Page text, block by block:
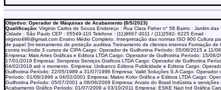
Objetivo: Operador de Máquinas de Acabamento (8/5/2023)
Qualificação: Virginio Carlos de Souza Endereço : Rua Clara Fisher n° 58 Bairro : Jardim das
Cidade : São Paulo CEP : 05549-110 Telefone : (11)9667-3011 / (11)2592- 6225 Email :
virginio496@gmail.com Ensino Médio Completo. Interpretação das normas ISO 900 Cultura
de papel 3m treinamento de proteção auditiva Treinamento de clientes internos Formação de
contra incêndio 3 cursos de CIPA Cargo: Operador de Guilhotina Período: 05/08/2015 a 11/
Empresa: Mais Artes Gráficas e Editora LTDA Cargo: Operador de Guilhotina Período: 15/08/
17/01/2019 Empresa: Servpress Serviços Graficos LTDA Cargo: Operador de Guilhotina
04/02/2019 até o momento. Empresa: Unibanco Editora Publicidade e Editora Cargo:
Guilhotina Período: 22/05/1989 a 31/07/1996 Empresa: Valid Soluções S.A Cargo: Operador
Período: 01/08/1996 a 04/02/2001 Empresa: Makro Kolor Gráfica e Editora LTDA Cargo:
Guilhotina Período: 05/07/2001 a 08/06/2009 Empresa: Arvato do Brasil Indústria e
Acabamento Gráfico Período: 01/07/2009 a 03/10/2011 Empresa: ESKE Nazi Ind Gráfica